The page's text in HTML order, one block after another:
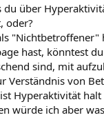
du über
oder?
hast, könntest
sind, mit
Verständnis von
Hyperaktivität
würde ich aber